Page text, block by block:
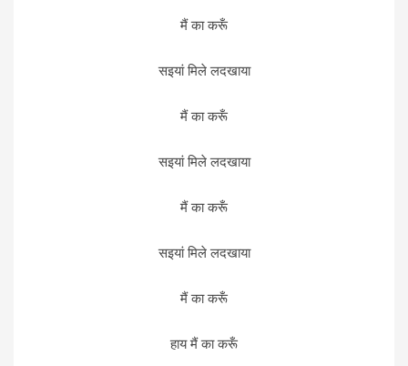
मैं का करूँ
सइयां मिले लदखाया
मैं का करूँ
सइयां मिले लदखाया
मैं का करूँ
सइयां मिले लदखाया
मैं का करूँ
हाय मैं का करूँ